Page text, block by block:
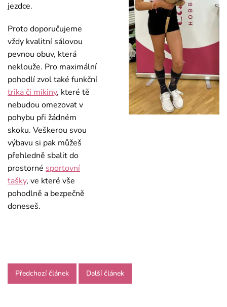
jezdce.
Proto doporučujeme
vždy kvalitní sálovou
pevnou obuv, která
neklouže. Pro maximální
pohodlí zvol také funkční
trika či mikiny, které tě
nebudou omezovat v
pohybu při žádném
skoku. Veškerou svou
výbavu si pak můžeš
přehledně sbalit do
prostorné sportovní
tašky, ve které vše
pohodlně a bezpečně
doneseš.
Předchozí článek Další článek